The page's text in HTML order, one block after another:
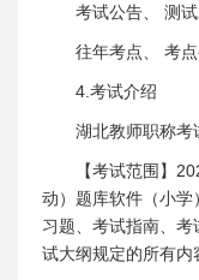
考试公告、 测
往年考点、 考
4.考试介绍
湖北教师职称考
【考试范围】
动）题库软件（小
习题、考试指南、
试大纲规定的所有内